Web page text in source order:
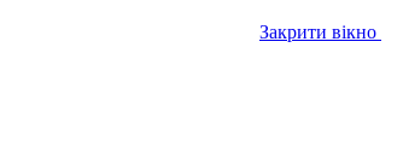
Закрити вікно